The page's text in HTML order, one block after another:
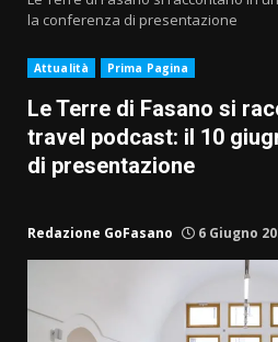
la conferenza di presentazione
Attualità Prima Pagina
Le Terre di Fasano si
travel podcast: il 10
di presentazione
Redazione GoFasano 6 Giugno